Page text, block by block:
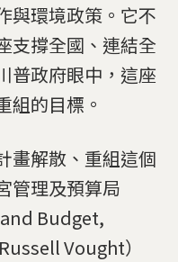
與環境政策。它不
支撐全國、連結全
普政府眼中，這座
組的目標。
畫解散、重組這個
管理及預算局
and Budget,
Vought）